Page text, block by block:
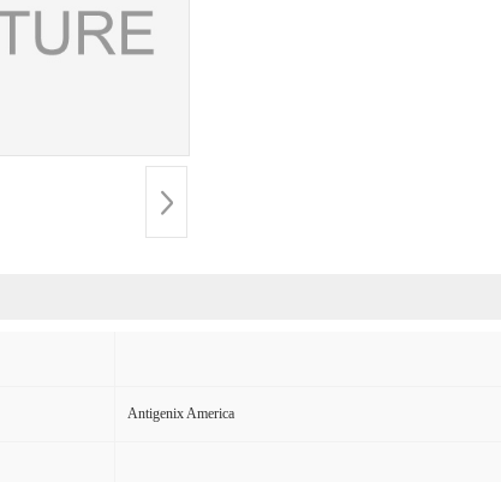
Antigenix America